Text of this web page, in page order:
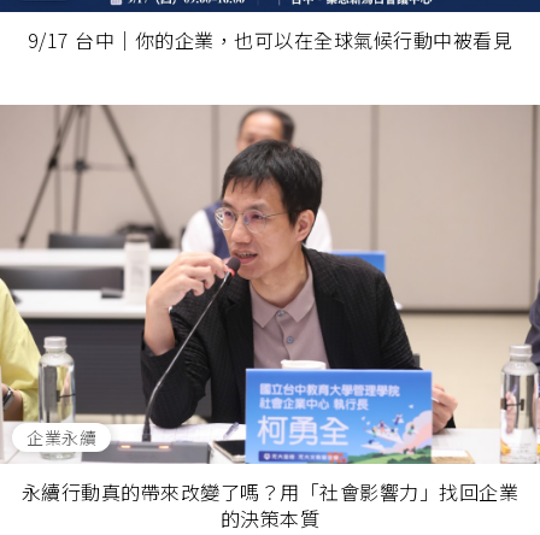
9/17 台中｜你的企業，也可以在全球氣候行動中被看見
企業永續
永續行動真的帶來改變了嗎？用「社會影響力」找回企業
的決策本質